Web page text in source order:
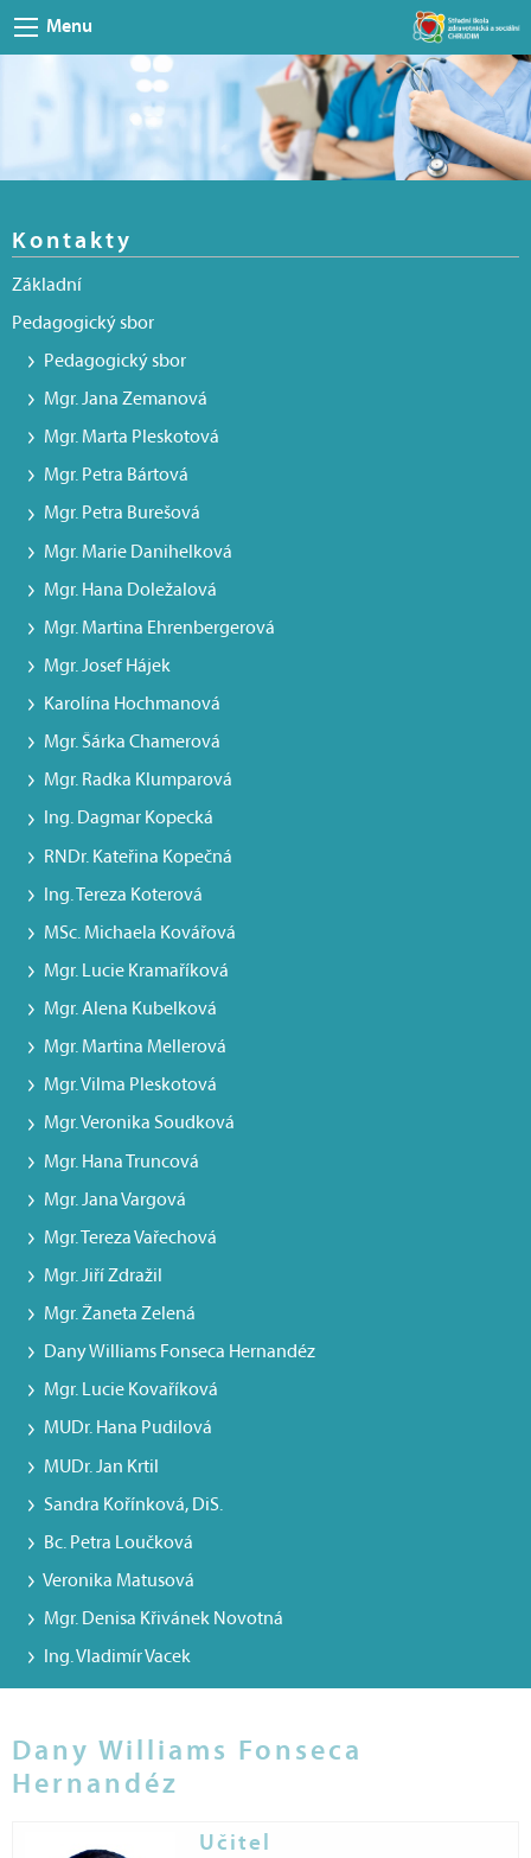
Menu
Kontakty
Základní
Pedagogický sbor
Pedagogický sbor
Mgr. Jana Zemanová
Mgr. Marta Pleskotová
Mgr. Petra Bártová
Mgr. Petra Burešová
Mgr. Marie Danihelková
Mgr. Hana Doležalová
Mgr. Martina Ehrenbergerová
Mgr. Josef Hájek
Karolína Hochmanová
Mgr. Šárka Chamerová
Mgr. Radka Klumparová
Ing. Dagmar Kopecká
RNDr. Kateřina Kopečná
Ing. Tereza Koterová
MSc. Michaela Kovářová
Mgr. Lucie Kramaříková
Mgr. Alena Kubelková
Mgr. Martina Mellerová
Mgr. Vilma Pleskotová
Mgr. Veronika Soudková
Mgr. Hana Truncová
Mgr. Jana Vargová
Mgr. Tereza Vařechová
Mgr. Jiří Zdražil
Mgr. Žaneta Zelená
Dany Williams Fonseca Hernandéz
Mgr. Lucie Kovaříková
MUDr. Hana Pudilová
MUDr. Jan Krtil
Sandra Kořínková, DiS.
Bc. Petra Loučková
Veronika Matusová
Mgr. Denisa Křivánek Novotná
Ing. Vladimír Vacek
Dany Williams Fonseca
Hernandéz
Učitel